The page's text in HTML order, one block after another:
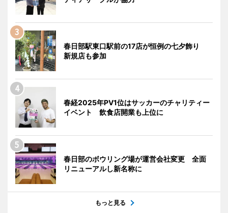
春日部駅東口駅前の17店が恒例の七夕飾り
新規店も参加
春経2025年PV1位はサッカーのチャリティー
イベント 飲食店開業も上位に
春日部のボウリング場が運営会社変更 全面
リニューアルし新名称に
もっと見る